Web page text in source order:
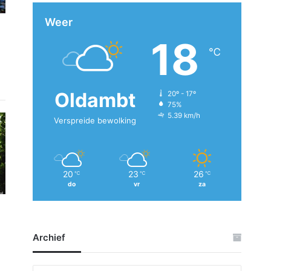
Weer
Oldambt
Verspreide bewolking
18 ℃
20º - 17º
75%
5.39 km/h
20 ℃
do
23 ℃
vr
26 ℃
za
Archief